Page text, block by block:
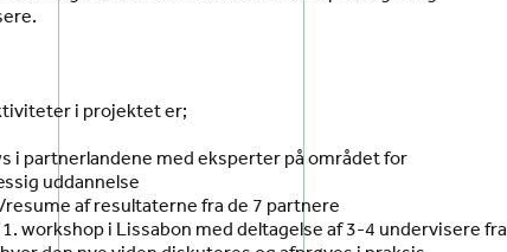
i projektet er;
i partnerlandene med eksperter på området for
uddannelse
af resultaterne fra de 7 partnere
workshop i Lissabon med deltagelse af 3-4 undervisere fra